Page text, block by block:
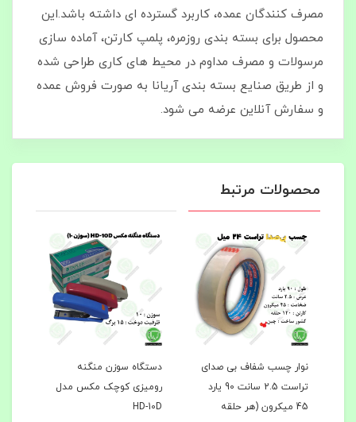
مصرف‌ کنندگان عمده، کاربرد گسترده‌ ای داشته باشد.این
محصول برای بسته‌ بندی روزمره، پلمپ کارتن، آماده‌ سازی
مرسولات و مصرف مداوم در محیط‌ های کاری طراحی شده
و از طریق صنایع بسته بندی آریانا به‌ صورت فروش عمده
و سفارش آنلاین عرضه می‌ شود.
محصولات مرتبط
نوار چسب شفاف بی‌ صدای
تراست 2.5 سانت 90 یارد
45 میکرون (هر حلقه
دستگاه سوزن منگنه
رومیزی کوچک مکس مدل
HD-10D